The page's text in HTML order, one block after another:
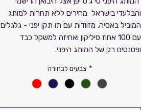
והבלעדי בישראל מחירים ללא תחרות למותג
המוביל באסיה. מזוודות עם תו תקן יפני - גלגלים
עם 100 אחוז סיליקון ואחיזה למשקל כבד
ופטנטים רק של המותג היפני.
להזמנות ולהתרשמות יש להגיע לסניפים
צבעים לבחירה *